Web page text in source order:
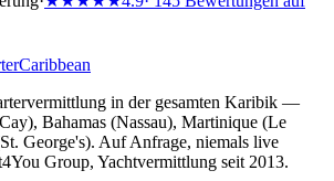
Caribbean
in der gesamten Karibik —
Bahamas (Nassau), Martinique (Le
George's). Auf Anfrage, niemals live
Group, Yachtvermittlung seit 2013.